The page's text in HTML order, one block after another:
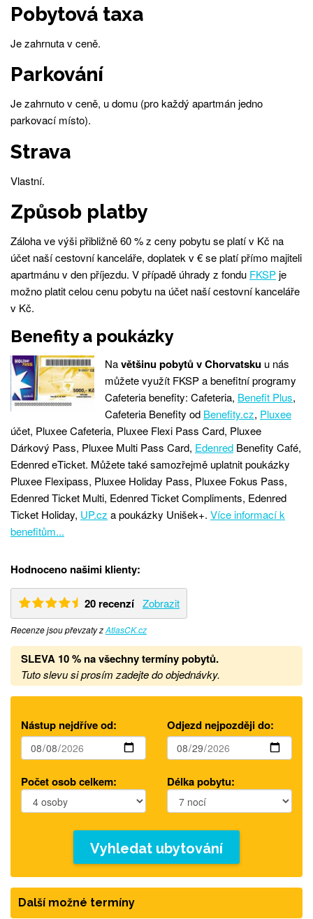
Pobytová taxa
Je zahrnuta v ceně.
Parkování
Je zahrnuto v ceně, u domu (pro každý apartmán jedno
parkovací místo).
Strava
Vlastní.
Způsob platby
Záloha ve výši přibližně 60 % z ceny pobytu se platí v Kč na
účet naší cestovní kanceláře, doplatek v € se platí přímo majiteli
apartmánu v den příjezdu. V případě úhrady z fondu FKSPje
možno platit celou cenu pobytu na účet naší cestovní kanceláře
v Kč.
Benefity a poukázky
Navětšinu pobytů v Chorvatsku u nás
můžete využít FKSP a benefitní programy
Cafeteria benefity: Cafeteria, Benefit Plus,
Cafeteria Benefity od Benefity.cz, Pluxee
účet, Pluxee Cafeteria, Pluxee Flexi Pass Card, Pluxee
Dárkový Pass, Pluxee Multi Pass Card, Edenred Benefity Café,
Edenred eTicket. Můžete také samozřejmě uplatnit poukázky
Pluxee Flexipass, Pluxee Holiday Pass, Pluxee Fokus Pass,
Edenred Ticket Multi, Edenred Ticket Compliments, Edenred
Ticket Holiday, UP.cz a poukázky Unišek+. Více informací k
benefitům...
Hodnoceno našimi klienty:
20 recenzí Zobrazit
Recenze jsou převzaty zAtlasCK.cz
SLEVA 10 % na všechny termíny pobytů.
Tuto slevu si prosím zadejte do objednávky.
Nástup nejdříve od: Odjezd nejpozději do:
Počet osob celkem: Délka pobytu:
Vyhledat ubytování
Další možné termíny